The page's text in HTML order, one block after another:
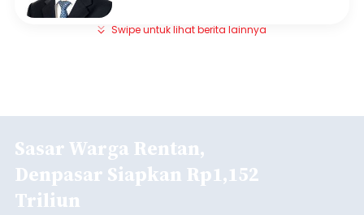
Swipe untuk lihat berita lainnya
Sasar Warga Rentan,
Denpasar Siapkan Rp1,152
Triliun